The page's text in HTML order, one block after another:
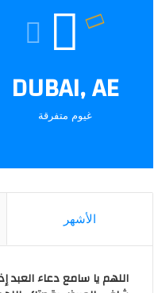
DUBAI, AE
غيوم متفرقة
الأشهر
اللهم يا سامع دعاء العبد